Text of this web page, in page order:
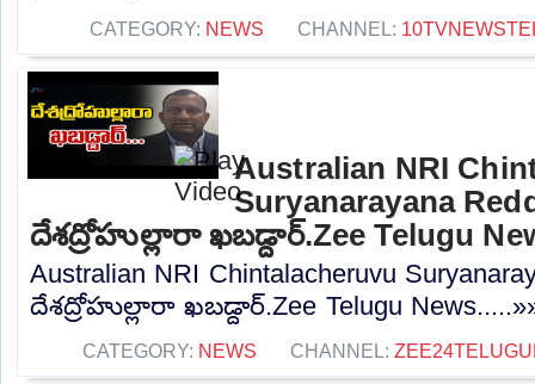
CATEGORY: NEWS CHANNEL:
Australian NRI
Suryanarayana
దేశద్రోహుల్లారా ఖబడ్దార్.Zee Telugu
Australian NRI Chintalacheruvu
దేశద్రోహుల్లారా ఖబడ్దార్.Zee Telugu
CATEGORY: NEWS CHANNEL: